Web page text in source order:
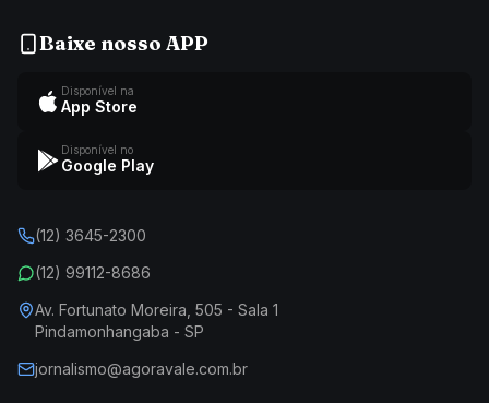
Baixe nosso APP
Disponível na
App Store
Disponível no
Google Play
(12) 3645-2300
(12) 99112-8686
Av. Fortunato Moreira, 505 - Sala 1
Pindamonhangaba - SP
jornalismo@agoravale.com.br